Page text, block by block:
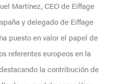
Martínez, CEO de Eiffage
y delegado de Eiffage
puesto en valor el papel de
referentes europeos en la
la contribución de